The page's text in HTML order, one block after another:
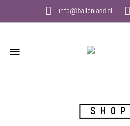
info@ballonland.nl
SHOP